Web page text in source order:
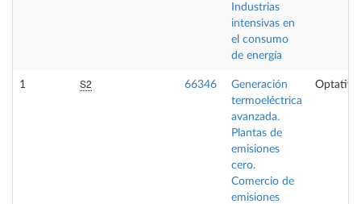
Industrias
intensivas en
el consumo
de energía
1 S2 66346
Generación
termoeléctrica
avanzada.
Plantas de
emisiones
cero.
Comercio de
emisiones
Optativa